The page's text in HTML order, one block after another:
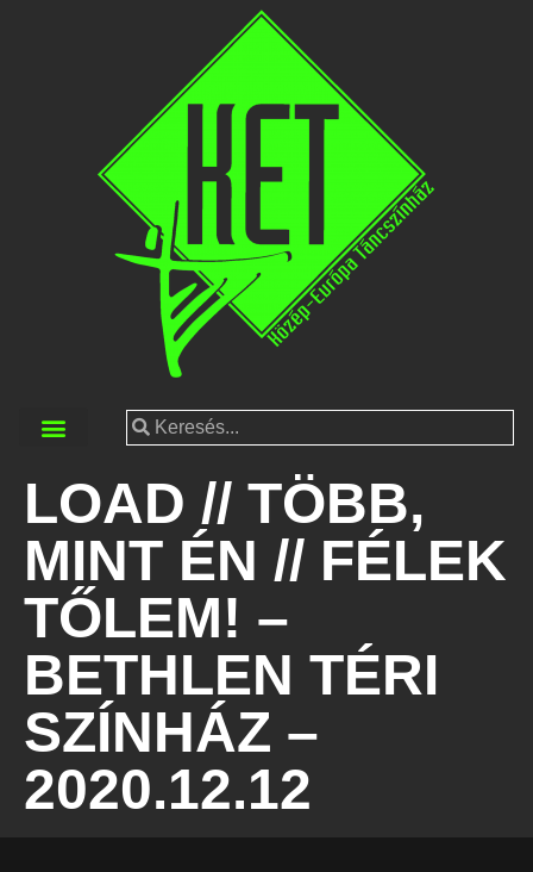
LOAD // TÖBB,
MINT ÉN // FÉLEK
TŐLEM! –
BETHLEN TÉRI
SZÍNHÁZ –
2020.12.12